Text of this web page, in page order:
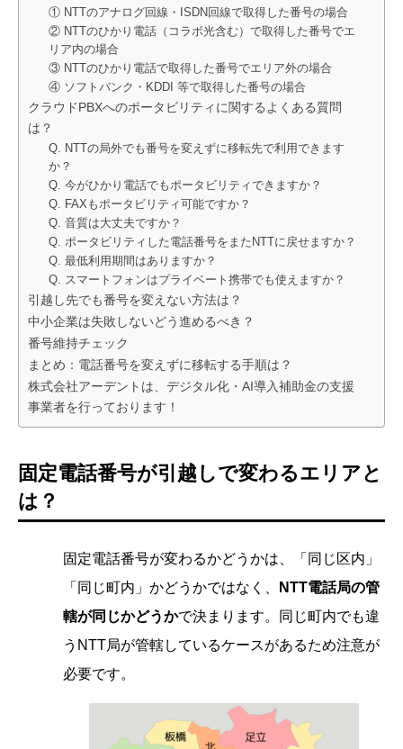
① NTTのアナログ回線・ISDN回線で取得した番号の場合
② NTTのひかり電話（コラボ光含む）で取得した番号でエ
リア内の場合
③ NTTのひかり電話で取得した番号でエリア外の場合
④ ソフトバンク・KDDI 等で取得した番号の場合
クラウドPBXへのポータビリティに関するよくある質問
は？
Q. NTTの局外でも番号を変えずに移転先で利用できます
か？
Q. 今がひかり電話でもポータビリティできますか？
Q. FAXもポータビリティ可能ですか？
Q. 音質は大丈夫ですか？
Q. ポータビリティした電話番号をまたNTTに戻せますか？
Q. 最低利用期間はありますか？
Q. スマートフォンはプライベート携帯でも使えますか？
引越し先でも番号を変えない方法は？
中小企業は失敗しないどう進めるべき？
番号維持チェック
まとめ：電話番号を変えずに移転する手順は？
株式会社アーデントは、デジタル化・AI導入補助金の支援
事業者を行っております！
固定電話番号が引越しで変わるエリアと
は？
固定電話番号が変わるかどうかは、「同じ区内」
「同じ町内」かどうかではなく、
NTT電話局の管
轄が同じかどうかで決まります。同じ町内でも違
うNTT局が管轄しているケースがあるため注意が
必要です。